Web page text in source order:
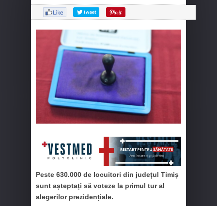
Peste 630.000 de locuitori din județul Timiș
sunt așteptați să voteze la primul tur al
alegerilor prezidențiale.